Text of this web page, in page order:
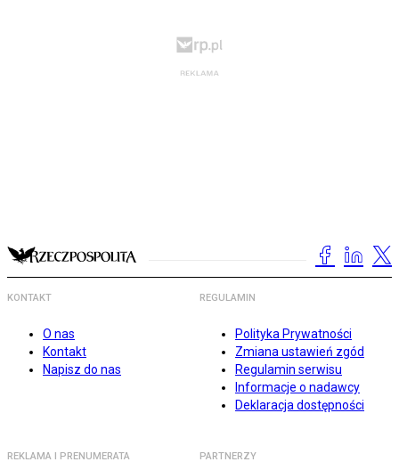
KONTAKT
O nas
Kontakt
Napisz do nas
REGULAMIN
Polityka Prywatności
Zmiana ustawień zgód
Regulamin serwisu
Informacje o nadawcy
Deklaracja dostępności
REKLAMA I PRENUMERATA PARTNERZY